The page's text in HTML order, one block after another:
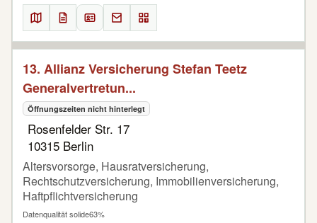
13. Allianz Versicherung Stefan Teetz
Generalvertretun...
Öffnungszeiten nicht hinterlegt
Rosenfelder Str. 17
10315 Berlin
Altersvorsorge, Hausratversicherung,
Rechtschutzversicherung, Immobilienversicherung,
Haftpflichtversicherung
Datenqualität solide63%